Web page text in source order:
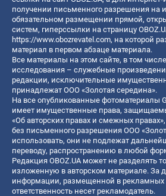
получении письменного разрешения на
обязательном размещении прямой,
систем, гиперссылки на страницу
https://www.obozrevatel.com, на которой
материал в первом абзаце материала.
Все материалы на этом сайте, в том
исследования – служебные
редакции, исключительные
принадлежат ООО «Золотая середина».
На все опубликованные фотоматериалы
имеет имущественные права,
«Об авторских правах и смежных
без письменного разрешения ООО
использовать, они не подлежат
переводу, распространению в любой
Редакция OBOZ.UA может не разделять
изложенную в авторском материале. За
информации, размещенной в рекламных
ответственность несет рекламодатель.